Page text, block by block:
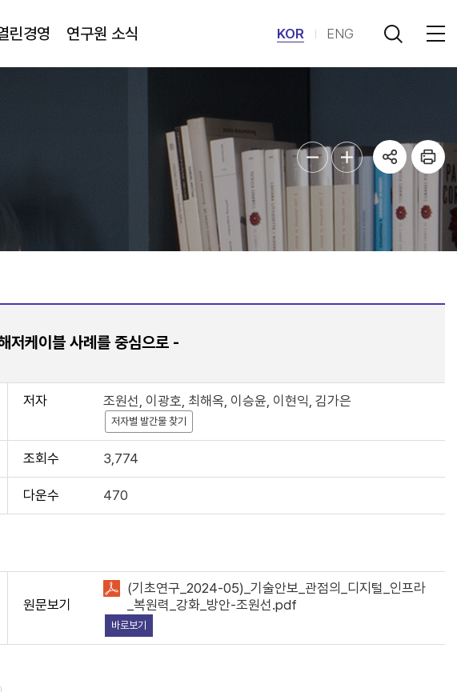
린경영 연구원 소식 KOR ENG
준수하여 활용해
드립니다.
위한 기초자료로
저케이블 사례를 중심으로 -
저자 조원선, 이광호, 최해옥, 이승윤, 이현익, 김가은
저자별 발간물 찾기
조회수 3,774
다운수 470
원문보기
(기초연구_2024-05)_기술안보_관점의_디지털_인프라
_복원력_강화_방안-조원선.pdf
바로보기